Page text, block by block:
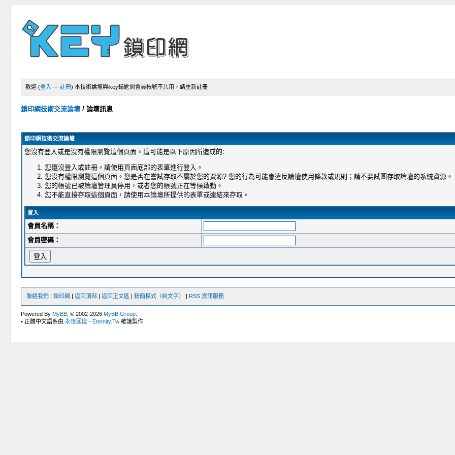
歡迎 (登入 —註冊) 本技術論壇與ikey鑰匙網會員帳號不共用，請重新註冊
鎖印網技術交流論壇 /論壇訊息
鎖印網技術交流論壇
您沒有登入或是沒有權限瀏覽這個頁面。這可能是以下原因所造成的:
您還沒登入或註冊。請使用頁面底部的表單進行登入。
您沒有權限瀏覽這個頁面。您是否在嘗試存取不屬於您的資源? 您的行為可能會違反論壇使用條款或規則；請不要試圖存取論壇的系統資源。
您的帳號已被論壇管理員停用，或者您的帳號正在等候啟動。
您不能直接存取這個頁面，請使用本論壇所提供的表單或連結來存取。
登入
會員名稱：
會員密碼：
聯絡我們 |鎖印網 |返回頂部 |返回正文區 |精簡模式（純文字） | RSS 資訊服務
Powered ByMyBB , © 2002-2026MyBB Group
• 正體中文語系由永恆國度 - Eternity.Tw 維護製作.